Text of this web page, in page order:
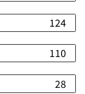
124
110
28